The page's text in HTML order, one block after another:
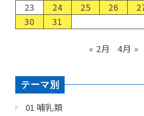
23
24 25 26
30
31
« 2月 4月 »
テーマ別
01 哺乳類